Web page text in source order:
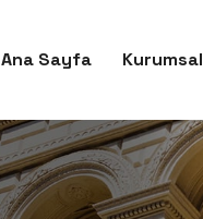
Ana Sayfa Kurumsal